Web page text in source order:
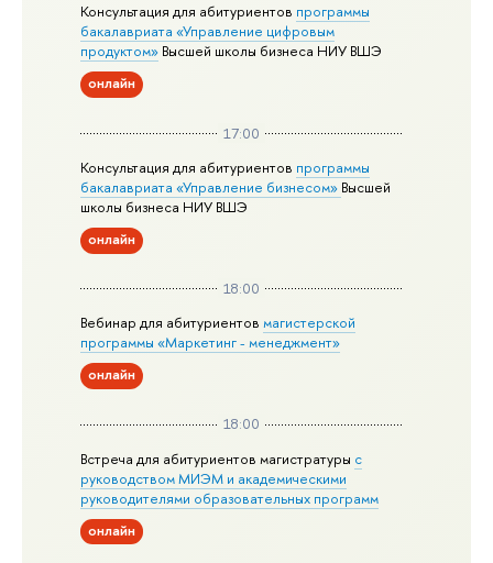
Консультация для абитуриентов программы
бакалавриата «Управление цифровым
продуктом» Высшей школы бизнеса НИУ ВШЭ
онлайн
17:00
Консультация для абитуриентов программы
бакалавриата «Управление бизнесом» Высшей
школы бизнеса НИУ ВШЭ
онлайн
18:00
Вебинар для абитуриентовмагистерской
программы «Маркетинг - менеджмент»
онлайн
18:00
Встреча для абитуриентов магистратуры с
руководством МИЭМ и академическими
руководителями образовательных программ
онлайн